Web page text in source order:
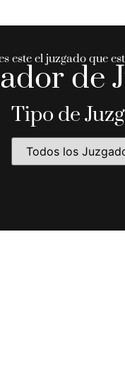
este el juzgado que
de
Tipo de